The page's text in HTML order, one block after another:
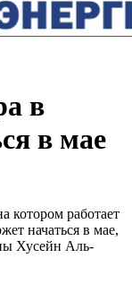
в
в мае
котором работает
начаться в мае,
Хусейн Аль-